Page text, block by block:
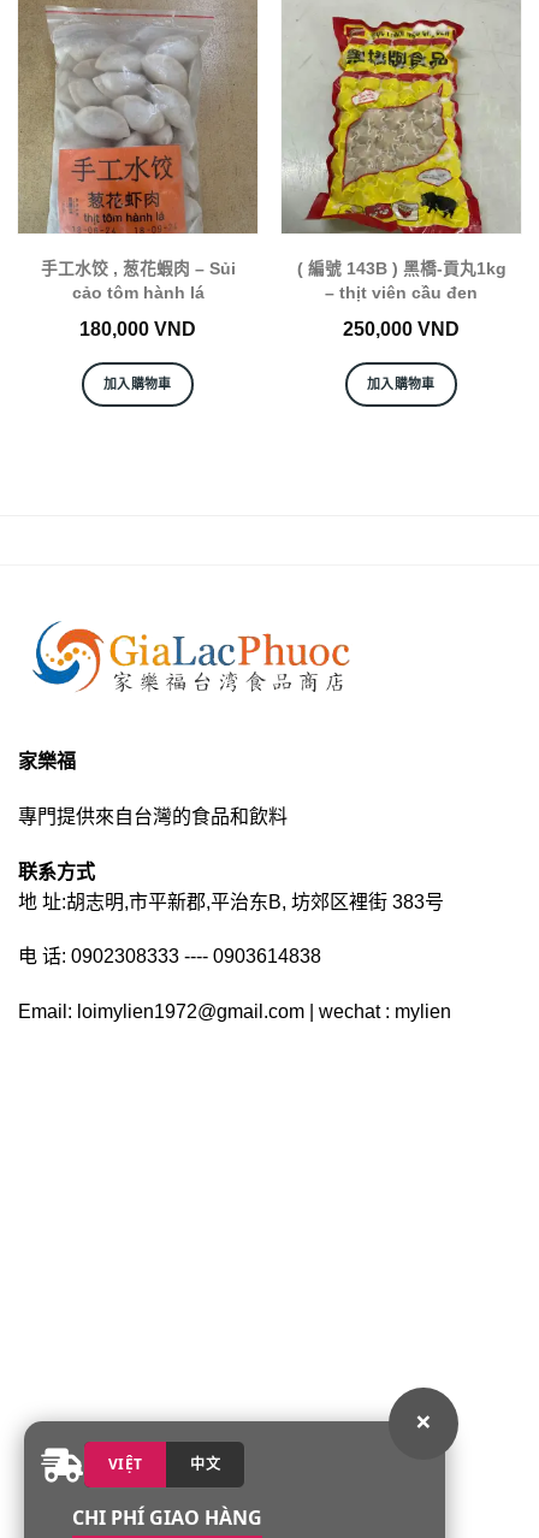
×
VIỆT 中文
CHI PHÍ GIAO HÀNG
手工水饺 , 葱花蝦肉 – Sủi
cảo tôm hành lá
180,000 VND
加入購物車
( 編號 143B ) 黑橋-貢丸1kg
– thịt viên cầu đen
250,000 VND
加入購物車
家樂福
專門提供來自台灣的食品和飲料
联系方式
地 址:胡志明,市平新郡,平治东B, 坊郊区裡街 383号
电 话: 0902308333 ---- 0903614838
Email: loimylien1972@gmail.com | wechat : mylien